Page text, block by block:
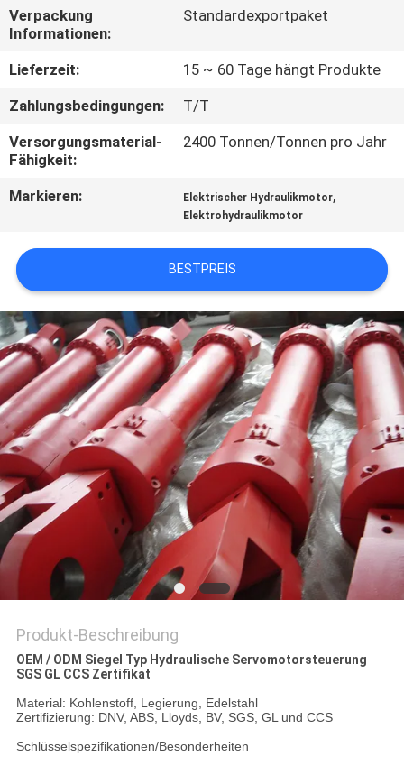
WERKSBESICHTIGUNG
QUALITÄTSKONTROLLE
KONTAKT
MIT
UNS
BITTE UM
ANGEBOT
SITEMAP
DATENSCHUTZRICHTLINIE
Verpackung
Informationen:
Standardexportpaket
Lieferzeit:
15 ~ 60 Tage hängt Produkte
Zahlungsbedingungen:
T/T
Versorgungsmaterial-
Fähigkeit:
2400 Tonnen/Tonnen pro Jahr
Markieren: Elektrischer Hydraulikmotor,
Elektrohydraulikmotor
BESTPREIS
Produkt-Beschreibung
OEM / ODM Siegel Typ Hydraulische Servomotorsteuerung
SGS GL CCS Zertifikat
Material: Kohlenstoff, Legierung, Edelstahl
Zertifizierung: DNV, ABS, Lloyds, BV, SGS, GL und CCS
Schlüsselspezifikationen/Besonderheiten